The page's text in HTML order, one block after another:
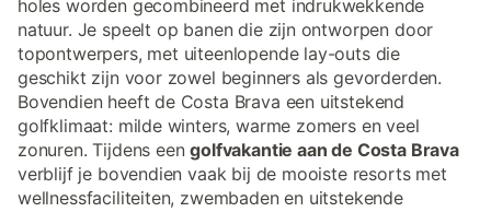
holes worden gecombineerd met indrukwekkende
natuur. Je speelt op banen die zijn ontworpen door
topontwerpers, met uiteenlopende lay-outs die
geschikt zijn voor zowel beginners als gevorderden.
Bovendien heeft de Costa Brava een uitstekend
golfklimaat: milde winters, warme zomers en veel
zonuren. Tijdens eengolfvakantie aan de Costa Brava
verblijf je bovendien vaak bij de mooiste resorts met
wellnessfaciliteiten, zwembaden en uitstekende